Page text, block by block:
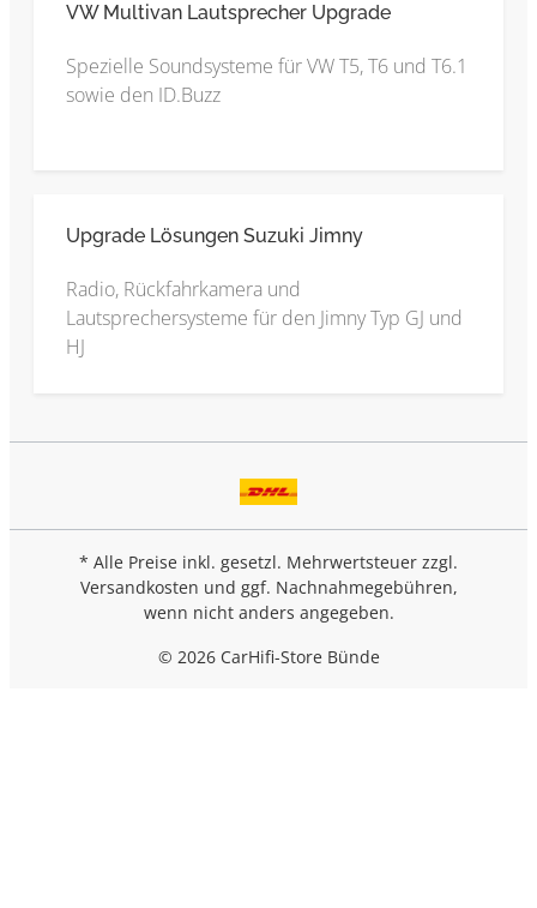
VW Multivan Lautsprecher Upgrade
Spezielle Soundsysteme für VW T5, T6 und T6.1
sowie den ID.Buzz
Upgrade Lösungen Suzuki Jimny
Radio, Rückfahrkamera und
Lautsprechersysteme für den Jimny Typ GJ und
HJ
* Alle Preise inkl. gesetzl. Mehrwertsteuer zzgl.
Versandkosten und ggf. Nachnahmegebühren,
wenn nicht anders angegeben.
© 2026 CarHifi-Store Bünde